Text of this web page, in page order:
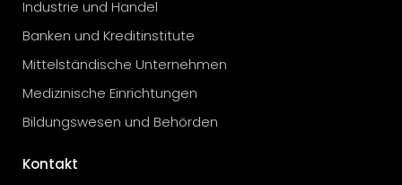
Industrie und Handel
Banken und Kreditinstitute
Mittelständische Unternehmen
Medizinische Einrichtungen
Bildungswesen und Behörden
Kontakt